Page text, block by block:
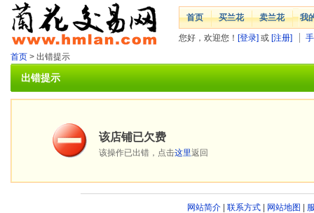
首页 买兰花 卖兰花 我
您好，欢迎您！ [登录] 或 [注册]
首页 > 出错提示
出错提示
该店铺已欠费
该操作已出错，点击这里返回
网站简介| 联系方式| 网站地图